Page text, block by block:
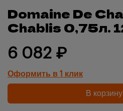
Domaine De
Chablis 0,75л.
6 082 ₽
Оформить в 1 клик
В корзину